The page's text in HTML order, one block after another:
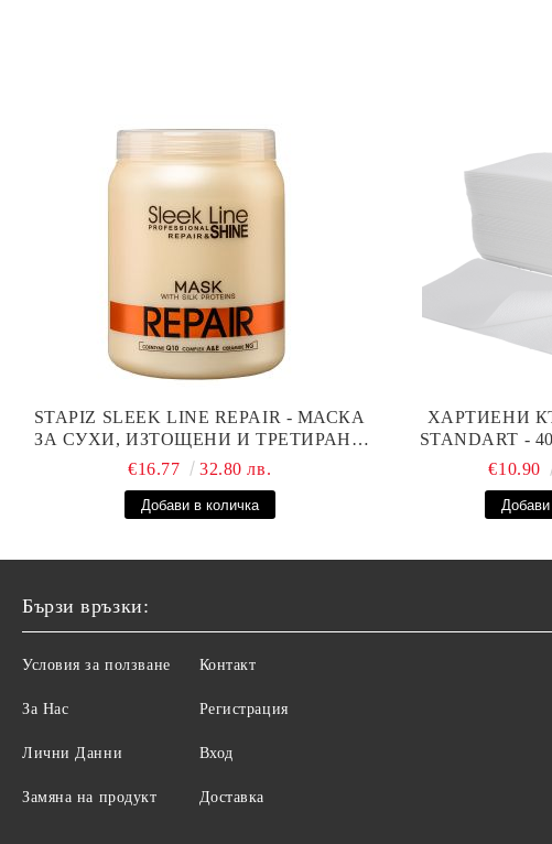
STAPIZ SLEEK LINE REPAIR - МАСКА
ЗА СУХИ, ИЗТОЩЕНИ И ТРЕТИРАНИ
КОСИ С КОПРИНЕНИ ПРОТЕИНИ,
€16.77 32.80 лв.
ХАРТИЕНИ
STANDART -
€10.90
Бързи връзки:
Условия за ползване
За Нас
Лични Данни
Замяна на продукт
Контакт
Регистрация
Вход
Доставка